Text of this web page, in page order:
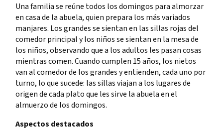
Una familia se reúne todos los domingos para almorzar
en casa de la abuela, quien prepara los más variados
manjares. Los grandes se sientan en las sillas rojas del
comedor principal y los niños se sientan en la mesa de
los niños, observando que a los adultos les pasan cosas
mientras comen. Cuando cumplen 15 años, los nietos
van al comedor de los grandes y entienden, cada uno por
turno, lo que sucede: las sillas viajan a los lugares de
origen de cada plato que les sirve la abuela en el
almuerzo de los domingos.
Aspectos destacados